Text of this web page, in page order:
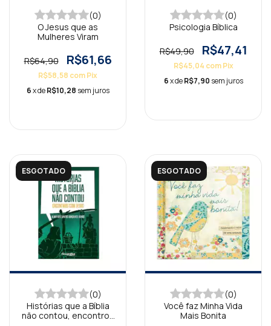
(0)
O Jesus que as
Mulheres Viram
R$64,90 R$61,66
R$58,58 comPix
6x deR$10,28 sem juros
(0)
Psicologia Bíblica
R$49,90 R$47,41
R$45,04 com Pix
6x deR$7,90 sem juros
ESGOTADO
(0)
Histórias que a Bíblia
não contou, encontros
ESGOTADO
(0)
Você faz Minha Vida
Mais Bonita